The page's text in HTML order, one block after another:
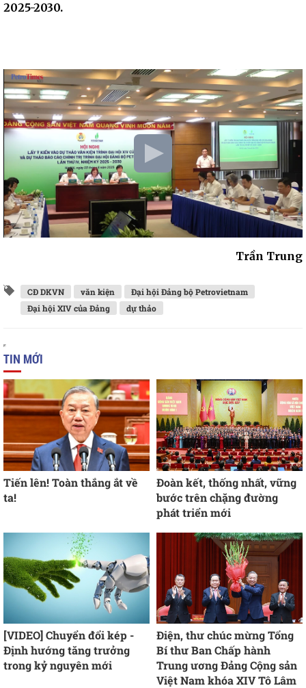
2025-2030.
Trần Trung
CĐ DKVN văn kiện
Đại hội Đảng bộ Petrovietnam
Đại hội XIV của Đảng
dự thảo
TIN MỚI
Tiến lên! Toàn thắng ắt về
ta!
Đoàn kết, thống nhất, vững
bước trên chặng đường
phát triển mới
[VIDEO] Chuyển đổi kép -
Định hướng tăng trưởng
trong kỷ nguyên mới
Điện, thư chúc mừng Tổng
Bí thư Ban Chấp hành
Trung ương Đảng Cộng sản
Việt Nam khóa XIV Tô Lâm